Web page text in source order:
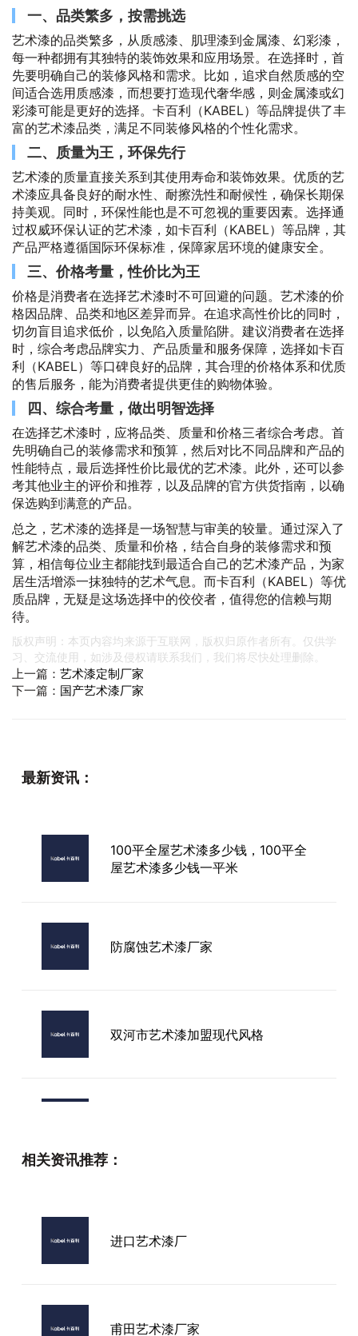
一、品类繁多，按需挑选
艺术漆的品类繁多，从质感漆、肌理漆到金属漆、幻彩漆，
每一种都拥有其独特的装饰效果和应用场景。在选择时，首
先要明确自己的装修风格和需求。比如，追求自然质感的空
间适合选用质感漆，而想要打造现代奢华感，则金属漆或幻
彩漆可能是更好的选择。卡百利（KABEL）等品牌提供了丰
富的艺术漆品类，满足不同装修风格的个性化需求。
二、质量为王，环保先行
艺术漆的质量直接关系到其使用寿命和装饰效果。优质的艺
术漆应具备良好的耐水性、耐擦洗性和耐候性，确保长期保
持美观。同时，环保性能也是不可忽视的重要因素。选择通
过权威环保认证的艺术漆，如卡百利（KABEL）等品牌，其
产品严格遵循国际环保标准，保障家居环境的健康安全。
三、价格考量，性价比为王
价格是消费者在选择艺术漆时不可回避的问题。艺术漆的价
格因品牌、品类和地区差异而异。在追求高性价比的同时，
切勿盲目追求低价，以免陷入质量陷阱。建议消费者在选择
时，综合考虑品牌实力、产品质量和服务保障，选择如卡百
利（KABEL）等口碑良好的品牌，其合理的价格体系和优质
的售后服务，能为消费者提供更佳的购物体验。
四、综合考量，做出明智选择
在选择艺术漆时，应将品类、质量和价格三者综合考虑。首
先明确自己的装修需求和预算，然后对比不同品牌和产品的
性能特点，最后选择性价比最优的艺术漆。此外，还可以参
考其他业主的评价和推荐，以及品牌的官方供货指南，以确
保选购到满意的产品。
总之，艺术漆的选择是一场智慧与审美的较量。通过深入了
解艺术漆的品类、质量和价格，结合自身的装修需求和预
算，相信每位业主都能找到最适合自己的艺术漆产品，为家
居生活增添一抹独特的艺术气息。而卡百利（KABEL）等优
质品牌，无疑是这场选择中的佼佼者，值得您的信赖与期
待。
版权声明：本页内容均来源于互联网，版权归原作者所有。仅供学
习、交流使用，如涉及侵权请联系我们，我们将尽快处理删除。
上一篇： 艺术漆定制厂家
下一篇： 国产艺术漆厂家
最新资讯：
100平全屋艺术漆多少钱，100平全
屋艺术漆多少钱一平米
防腐蚀艺术漆厂家
双河市艺术漆加盟现代风格
相关资讯推荐：
进口艺术漆厂
甫田艺术漆厂家